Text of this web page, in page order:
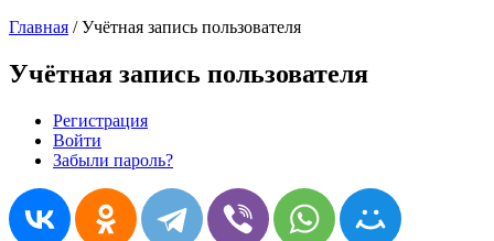
Главная /Учётная запись пользователя
Учётная запись пользователя
Главные вкладки
Регистрация
Войти
Забыли пароль?